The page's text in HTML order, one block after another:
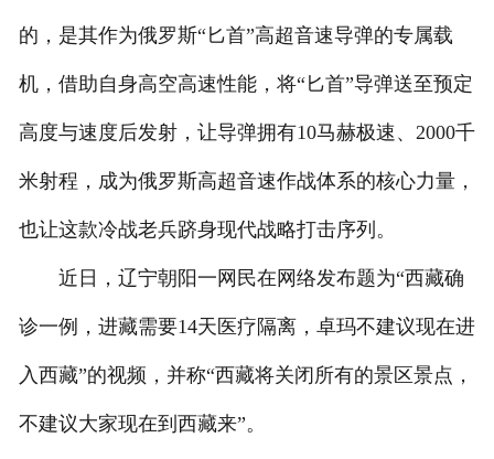
的，是其作为俄罗斯“匕首”高超音速导弹的专属载
机，借助自身高空高速性能，将“匕首”导弹送至预定
高度与速度后发射，让导弹拥有10马赫极速、2000千
米射程，成为俄罗斯高超音速作战体系的核心力量，
也让这款冷战老兵跻身现代战略打击序列。
近日，辽宁朝阳一网民在网络发布题为“西藏确
诊一例，进藏需要14天医疗隔离，卓玛不建议现在进
入西藏”的视频，并称“西藏将关闭所有的景区景点，
不建议大家现在到西藏来”。